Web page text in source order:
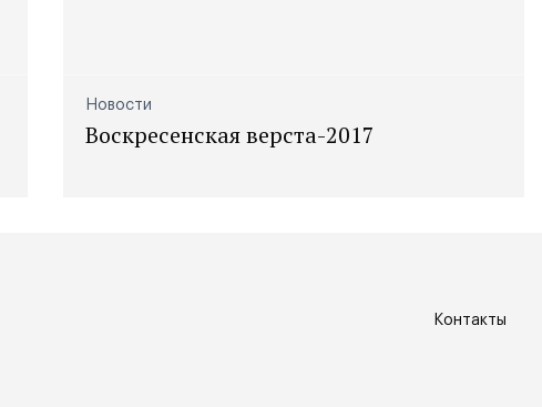
Новости
Воскресенская верста-2017
Контакты